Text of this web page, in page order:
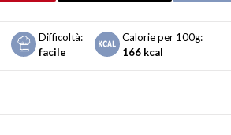
Difficoltà:
facile
Calorie per 100g:
166 kcal